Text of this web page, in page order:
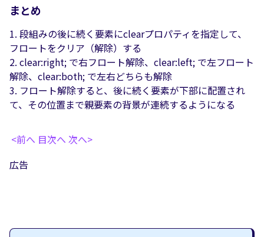
まとめ
段組みの後に続く要素にclearプロパティを指定して、
フロートをクリア（解除）する
clear:right; で右フロート解除、clear:left; で左フロート
解除、clear:both; で左右どちらも解除
フロート解除すると、後に続く要素が下部に配置され
て、その位置まで親要素の背景が連続するようになる
<前へ 目次へ 次へ>
広告